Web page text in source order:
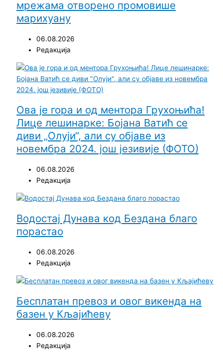
мрежама отворено промовише
марихуану
06.08.2026
Редакција
Ова је гора и од ментора Грухоњића!
Лице лешинарке: Бојана Ватић се
диви „Олуји“, али су објаве из
новембра 2024. још језивије (ФОТО)
06.08.2026
Редакција
Водостај Дунава код Бездана благо
порастао
06.08.2026
Редакција
Бесплатан превоз и овог викенда на
базен у Кљајићеву
06.08.2026
Редакција